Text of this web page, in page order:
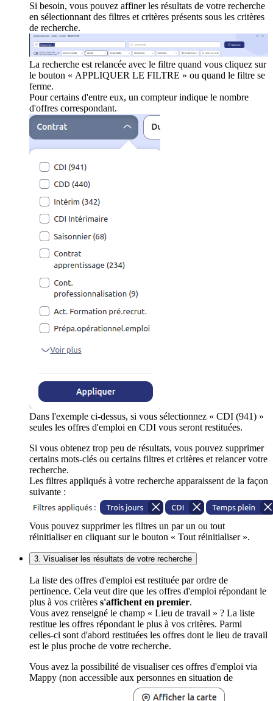
Si besoin, vous pouvez affiner les résultats de votre recherche
en sélectionnant des filtres et critères présents sous les critères
de recherche.
La recherche est relancée avec le filtre quand vous cliquez sur
le bouton « APPLIQUER LE FILTRE » ou quand le filtre se
ferme.
Pour certains d'entre eux, un compteur indique le nombre
d'offres correspondant.
Dans l'exemple ci-dessus, si vous sélectionnez « CDI (941) »
seules les offres d'emploi en CDI vous seront restituées.
Si vous obtenez trop peu de résultats, vous pouvez supprimer
certains mots-clés ou certains filtres et critères et relancer votre
recherche.
Les filtres appliqués à votre recherche apparaissent de la façon
suivante :
Vous pouvez supprimer les filtres un par un ou tout
réinitialiser en cliquant sur le bouton « Tout réinitialiser ».
3. Visualiser les résultats de votre recherche
La liste des offres d'emploi est restituée par ordre de
pertinence. Cela veut dire que les offres d'emploi répondant le
plus à vos critères s'affichent en premier.
Vous avez renseigné le champ « Lieu de travail » ? La liste
restitue les offres répondant le plus à vos critères. Parmi
celles-ci sont d'abord restituées les offres dont le lieu de travail
est le plus proche de votre recherche.
Vous avez la possibilité de visualiser ces offres d'emploi via
Mappy (non accessible aux personnes en situation de